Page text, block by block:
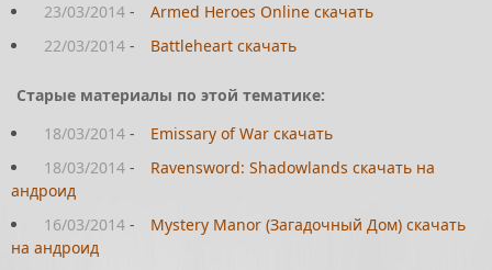
23/03/2014 -
Armed Heroes Online скачать
22/03/2014 - Battleheart скачать
Старые материалы по этой тематике:
18/03/2014 -
Emissary of War скачать
18/03/2014 -
Ravensword: Shadowlands скачать на
андроид
16/03/2014 -
Mystery Manor (Загадочный Дом) скачать
на андроид